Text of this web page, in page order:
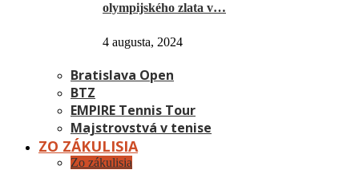
olympijského zlata v…
4 augusta, 2024
Bratislava Open
BTZ
EMPIRE Tennis Tour
Majstrovstvá v tenise
ZO ZÁKULISIA
Zo zákulisia